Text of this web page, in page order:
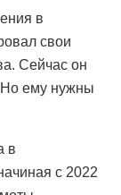
в
свои
Сейчас он
Но ему нужны
в
с 2022